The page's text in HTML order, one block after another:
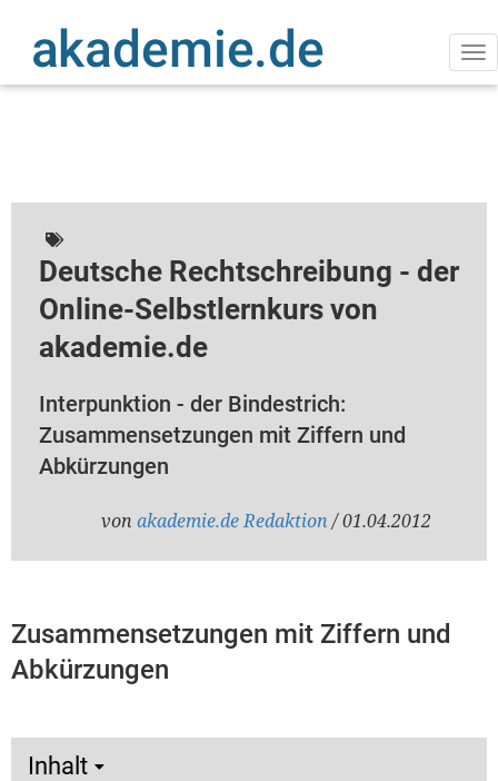
Inhalt
Deutsche Rechtschreibung - der
Online-Selbstlernkurs von
akademie.de
Interpunktion - der Bindestrich:
Zusammensetzungen mit Ziffern und
Abkürzungen
von akademie.de Redaktion / 01.04.2012
Zusammensetzungen mit Ziffern und
Abkürzungen
Inhalt